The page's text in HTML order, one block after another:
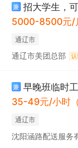
兼 招大学生，
5000-8500元/
通辽市
通辽市美团总部
兼 早晚班临时
35-49元/小时（
通辽市
沈阳涵路配送服务